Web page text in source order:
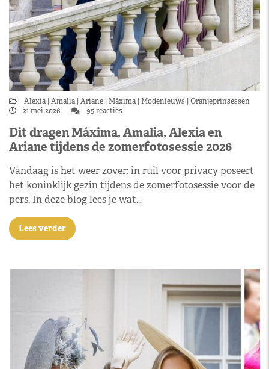
Alexia Amalia Ariane Máxima Modenieuws
Oranjeprinsessen
21 mei 2026
95 reacties
Dit dragen Máxima, Amalia, Alexia en
Ariane tijdens de zomerfotosessie 2026
Vandaag is het weer zover: in ruil voor privacy poseert
het koninklijk gezin tijdens de zomerfotosessie voor de
pers. In deze blog lees je wat…
Lees verder